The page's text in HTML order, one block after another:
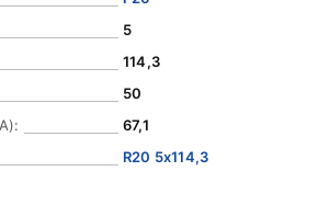
5
114,3
50
67,1
R20 5x114,3